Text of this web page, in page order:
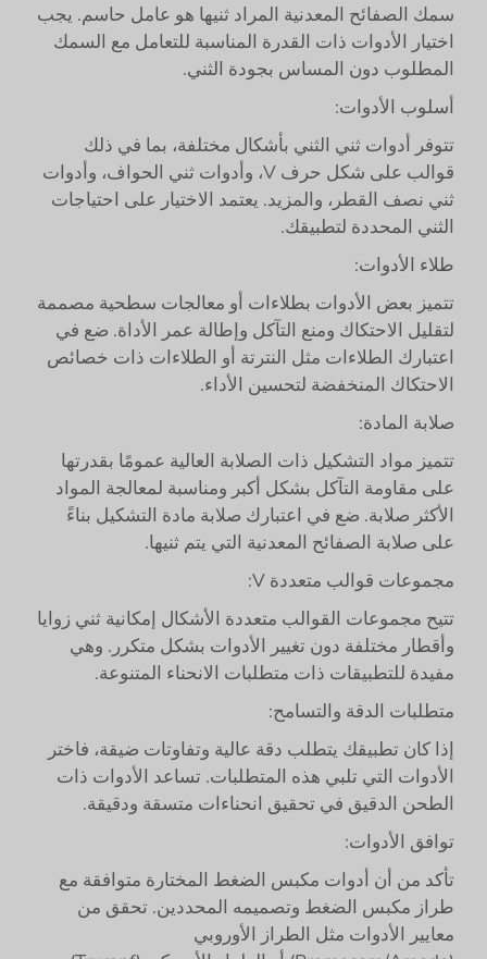
سمك الصفائح المعدنية المراد ثنيها هو عامل حاسم. يجب
اختيار الأدوات ذات القدرة المناسبة للتعامل مع السمك
المطلوب دون المساس بجودة الثني.
أسلوب الأدوات:
تتوفر أدوات ثني الثني بأشكال مختلفة، بما في ذلك
قوالب على شكل حرف V، وأدوات ثني الحواف، وأدوات
ثني نصف القطر، والمزيد. يعتمد الاختيار على احتياجات
الثني المحددة لتطبيقك.
طلاء الأدوات:
تتميز بعض الأدوات بطلاءات أو معالجات سطحية مصممة
لتقليل الاحتكاك ومنع التآكل وإطالة عمر الأداة. ضع في
اعتبارك الطلاءات مثل النترتة أو الطلاءات ذات خصائص
الاحتكاك المنخفضة لتحسين الأداء.
صلابة المادة:
تتميز مواد التشكيل ذات الصلابة العالية عمومًا بقدرتها
على مقاومة التآكل بشكل أكبر ومناسبة لمعالجة المواد
الأكثر صلابة. ضع في اعتبارك صلابة مادة التشكيل بناءً
على صلابة الصفائح المعدنية التي يتم ثنيها.
مجموعات قوالب متعددة V:
تتيح مجموعات القوالب متعددة الأشكال إمكانية ثني زوايا
وأقطار مختلفة دون تغيير الأدوات بشكل متكرر. وهي
مفيدة للتطبيقات ذات متطلبات الانحناء المتنوعة.
متطلبات الدقة والتسامح:
إذا كان تطبيقك يتطلب دقة عالية وتفاوتات ضيقة، فاختر
الأدوات التي تلبي هذه المتطلبات. تساعد الأدوات ذات
الطحن الدقيق في تحقيق انحناءات متسقة ودقيقة.
توافق الأدوات:
تأكد من أن أدوات مكبس الضغط المختارة متوافقة مع
طراز مكبس الضغط وتصميمه المحددين. تحقق من
معايير الأدوات مثل الطراز الأوروبي